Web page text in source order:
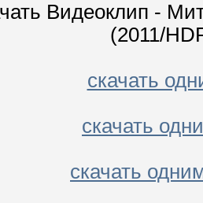
Видеоклип -
(2011/
скачать
скачать
скачать